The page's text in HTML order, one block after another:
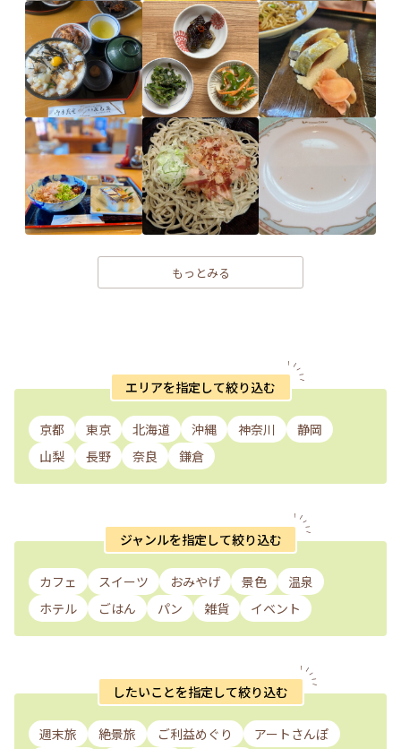
もっとみる
エリアを指定して絞り込む
京都 東京 北海道 沖縄 神奈川
静岡
山梨
長野 奈良 鎌倉
ジャンルを指定して絞り込む
カフェ スイーツ おみやげ 景色
温泉
ホテル
ごはん パン 雑貨 イベント
したいことを指定して絞り込む
週末旅 絶景旅 ご利益めぐり
アートさんぽ